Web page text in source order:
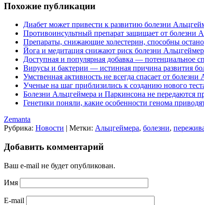
Похожие публикации
Диабет может привести к развитию болезни
Противоинсультный препарат защищает от болезни
Препараты, снижающие холестерин, способны
Йога и медитация снижают риск болезни
Доступная и популярная добавка — потенциальное
Вирусы и бактерии — истинная причина развития
Умственная активность не всегда спасает от болезни
Ученые на шаг приблизились к созданию нового
Болезни Альцгеймера и Паркинсона не передаются
Генетики поняли, какие особенности генома
Zemanta
Рубрика: Новости | Метки: Альцгеймера, болезни,
Добавить комментарий
Ваш e-mail не будет опубликован.
Имя
E-mail